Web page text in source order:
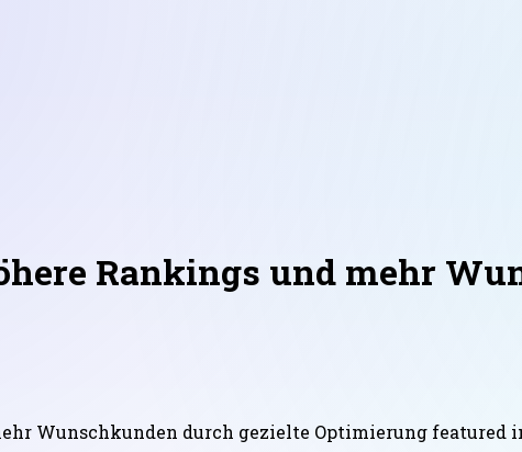
Rankings und mehr